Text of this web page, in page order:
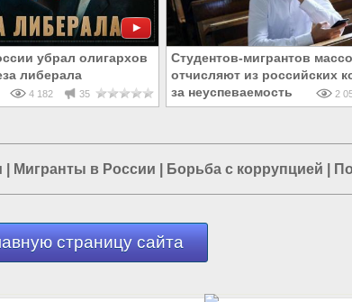
убрал олигархов
либерала
4 182 35
Студентов-мигрантов
отчисляют из российских
за неуспеваемость
2
Мигранты в России Борьба с коррупцией
страницу сайта